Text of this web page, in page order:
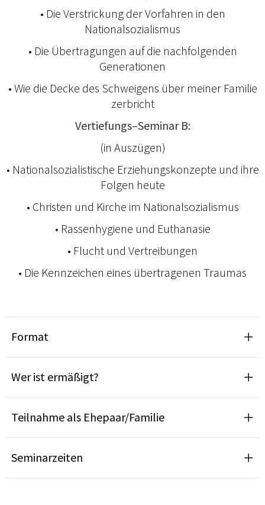
• Die Verstrickung der Vorfahren in den
Nationalsozialismus
• Die Übertragungen auf die nachfolgenden
Generationen
• Wie die Decke des Schweigens über meiner Familie
zerbricht
Vertiefungs–Seminar B:
(in Auszügen)
• Nationalsozialistische Erziehungskonzepte und ihre
Folgen heute
• Christen und Kirche im Nationalsozialismus
• Rassenhygiene und Euthanasie
• Flucht und Vertreibungen
• Die Kennzeichen eines übertragenen Traumas
Format
Wer ist ermäßigt?
Teilnahme als Ehepaar/Familie
Seminarzeiten